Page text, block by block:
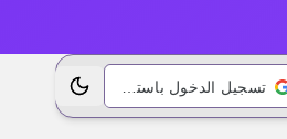
تبديل الموضوع